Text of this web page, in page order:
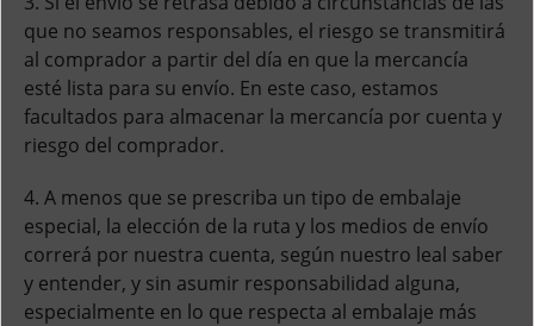
que no seamos responsables, el riesgo se transmitirá
al comprador a partir del día en que la mercancía
esté lista para su envío. En este caso, estamos
facultados para almacenar la mercancía por cuenta y
riesgo del comprador.
4. A menos que se prescriba un tipo de embalaje
especial, la elección de la ruta y los medios de envío
correrá por nuestra cuenta, según nuestro leal saber
y entender, y sin asumir responsabilidad alguna,
especialmente en lo que respecta al embalaje más